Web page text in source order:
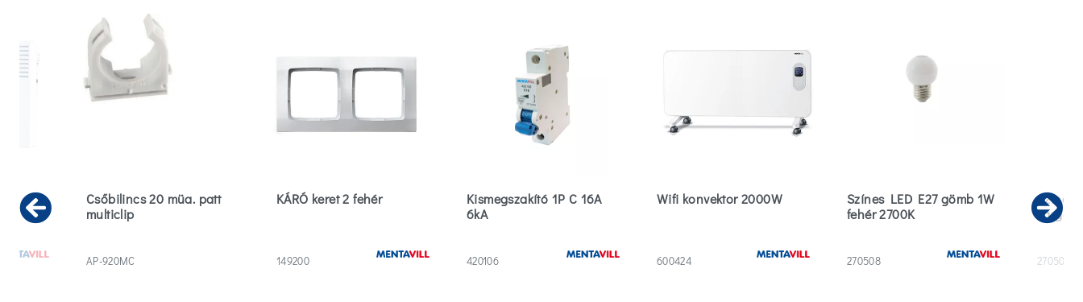
Previous
Csőbilincs 20 müa. patt
multiclip
AP-920MC
KÁRÓ keret 2 fehér
149200
Kismegszakító 1P C 16A
6kA
420106
Wifi konvektor 2000W
600424
Színes LED E27 gömb 1W
fehér 2700K
270508
Színes
sárga@
270502